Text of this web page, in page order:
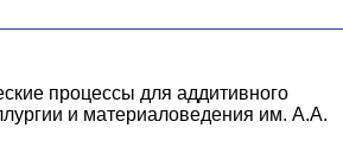
процессы для аддитивного
и материаловедения им. А.А.